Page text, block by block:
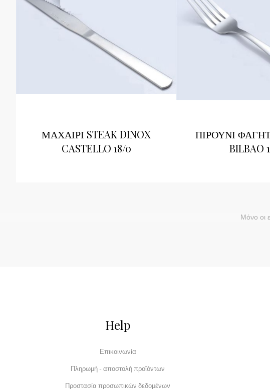
ΜΑΧΑΙΡΙ STEAK DINOX
CASTELLO 18/0
ΠΙΡΟΥΝΙ
BILBAO
Μόνο οι
Help
Επικοινωνία
Πληρωμή - αποστολή προϊόντων
Προστασία προσωπικών δεδομένων